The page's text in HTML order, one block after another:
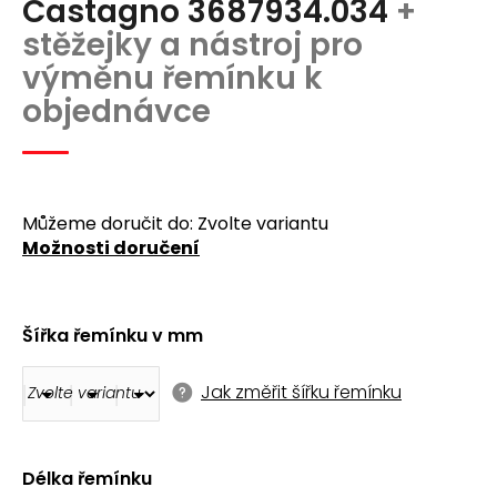
produktu
je
0,0
z
5
hvězdiček.
Castagno 3687934.034 +
stěžejky a nástroj pro
výměnu řemínku k
objednávce
Délka řemínku
Šířka řemínku v mm
Jak změřit šířku řemínku
Můžeme doručit do: Zvolte variantu
Možnosti doručení
a
j
í
t
?
D
o
p
o
u